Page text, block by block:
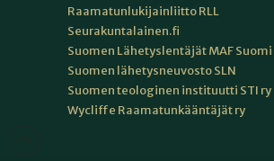
Raamatunlukijainliitto RLL
Seurakuntalainen.fi
Suomen Lähetyslentäjät MAF Suomi
Suomen lähetysneuvosto SLN
Suomen teologinen instituutti STI ry
Wycliffe Raamatunkääntäjät ry